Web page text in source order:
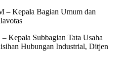
– Kepala Bagian Umum dan
Kepala Subbagian Tata Usaha
Hubungan Industrial, Ditjen